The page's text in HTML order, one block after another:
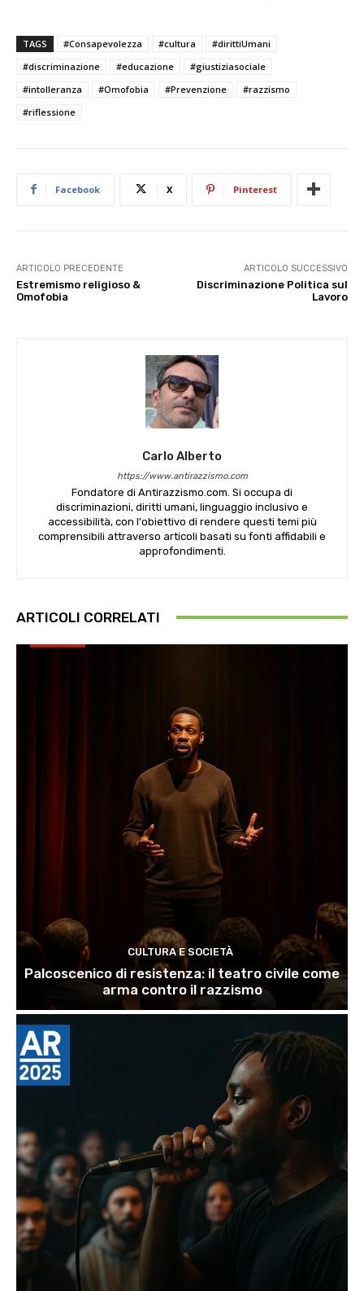
TAGS #Consapevolezza #cultura
#dirittiUmani
#discriminazione
#educazione
#giustiziasociale
#intolleranza
#Omofobia #Prevenzione
#razzismo
#riflessione
Facebook X Pinterest
ARTICOLO PRECEDENTE
Estremismo religioso &
Omofobia
ARTICOLO SUCCESSIVO
Discriminazione Politica sul
Lavoro
Carlo Alberto
https://www.antirazzismo.com
Fondatore di Antirazzismo.com. Si occupa di
discriminazioni, diritti umani, linguaggio inclusivo e
accessibilità, con l'obiettivo di rendere questi temi più
comprensibili attraverso articoli basati su fonti affidabili e
approfondimenti.
ARTICOLI CORRELATI
CULTURA E SOCIETÀ
Palcoscenico di resistenza: il teatro civile come
arma contro il razzismo